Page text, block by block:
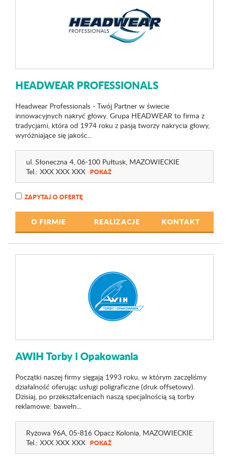
HEADWEAR PROFESSIONALS
Headwear Professionals - Twój Partner w świecie
innowacyjnych nakryć głowy. Grupa HEADWEAR to firma z
tradycjami, która od 1974 roku z pasją tworzy nakrycia głowy,
wyróżniające się jakośc...
ul. Słoneczna 4, 06-100 Pułtusk, MAZOWIECKIE
Tel.: XXX XXX XXX POKAŻ
ZAPYTAJ O OFERTĘ
O FIRMIE REALIZACJE KONTAKT
AWIH Torby i Opakowania
Początki naszej firmy sięgają 1993 roku, w którym zaczęliśmy
działalność oferując usługi poligraficzne (druk offsetowy).
Dzisiaj, po przekształceniach naszą specjalnością są torby
reklamowe: bawełn...
Ryżowa 96A, 05-816 Opacz Kolonia, MAZOWIECKIE
Tel.: XXX XXX XXX POKAŻ